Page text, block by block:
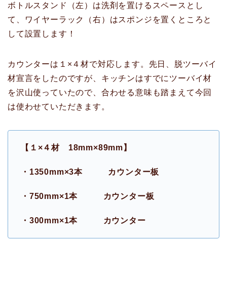
ボトルスタンド（左）は洗剤を置けるスペースとし
て、ワイヤーラック（右）はスポンジを置くところと
して設置します！
カウンターは１×４材で対応します。先日、脱ツーバイ
材宣言をしたのですが、キッチンはすでにツーバイ材
を沢山使っていたので、合わせる意味も踏まえて今回
は使わせていただきます。
【１×４材 18mm×89mm】
・1350mm×3本 カウンター板
・750mm×1本 カウンター板
・300mm×1本 カウンター